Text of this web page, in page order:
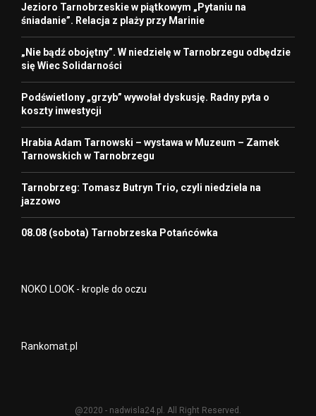
Jezioro Tarnobrzeskie w piątkowym „Pytaniu na
śniadanie”. Relacja z plaży przy Marinie
„Nie bądź obojętny”. W niedzielę w Tarnobrzegu odbędzie
się Wiec Solidarności
Podświetlony „grzyb” wywołał dyskusję. Radny pyta o
koszty inwestycji
Hrabia Adam Tarnowski – wystawa w Muzeum – Zamek
Tarnowskich w Tarnobrzegu
Tarnobrzeg: Tomasz Butryn Trio, czyli niedziela na
jazzowo
08.08 (sobota) Tarnobrzeska Potańcówka
NOKO LOOK - krople do oczu
Rankomat.pl
@2020 - nadwisla24.pl. All Right Reserved.